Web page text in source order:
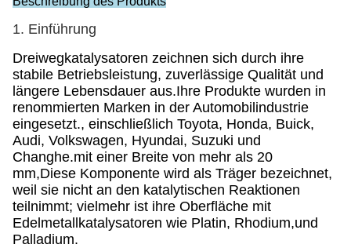
1. Einführung
Dreiwegkatalysatoren zeichnen sich durch ihre
stabile Betriebsleistung, zuverlässige Qualität und
längere Lebensdauer aus.Ihre Produkte wurden in
renommierten Marken in der Automobilindustrie
eingesetzt., einschließlich Toyota, Honda, Buick,
Audi, Volkswagen, Hyundai, Suzuki und
Changhe.mit einer Breite von mehr als 20
mm,Diese Komponente wird als Träger bezeichnet,
weil sie nicht an den katalytischen Reaktionen
teilnimmt; vielmehr ist ihre Oberfläche mit
Edelmetallkatalysatoren wie Platin, Rhodium,und
Palladium.